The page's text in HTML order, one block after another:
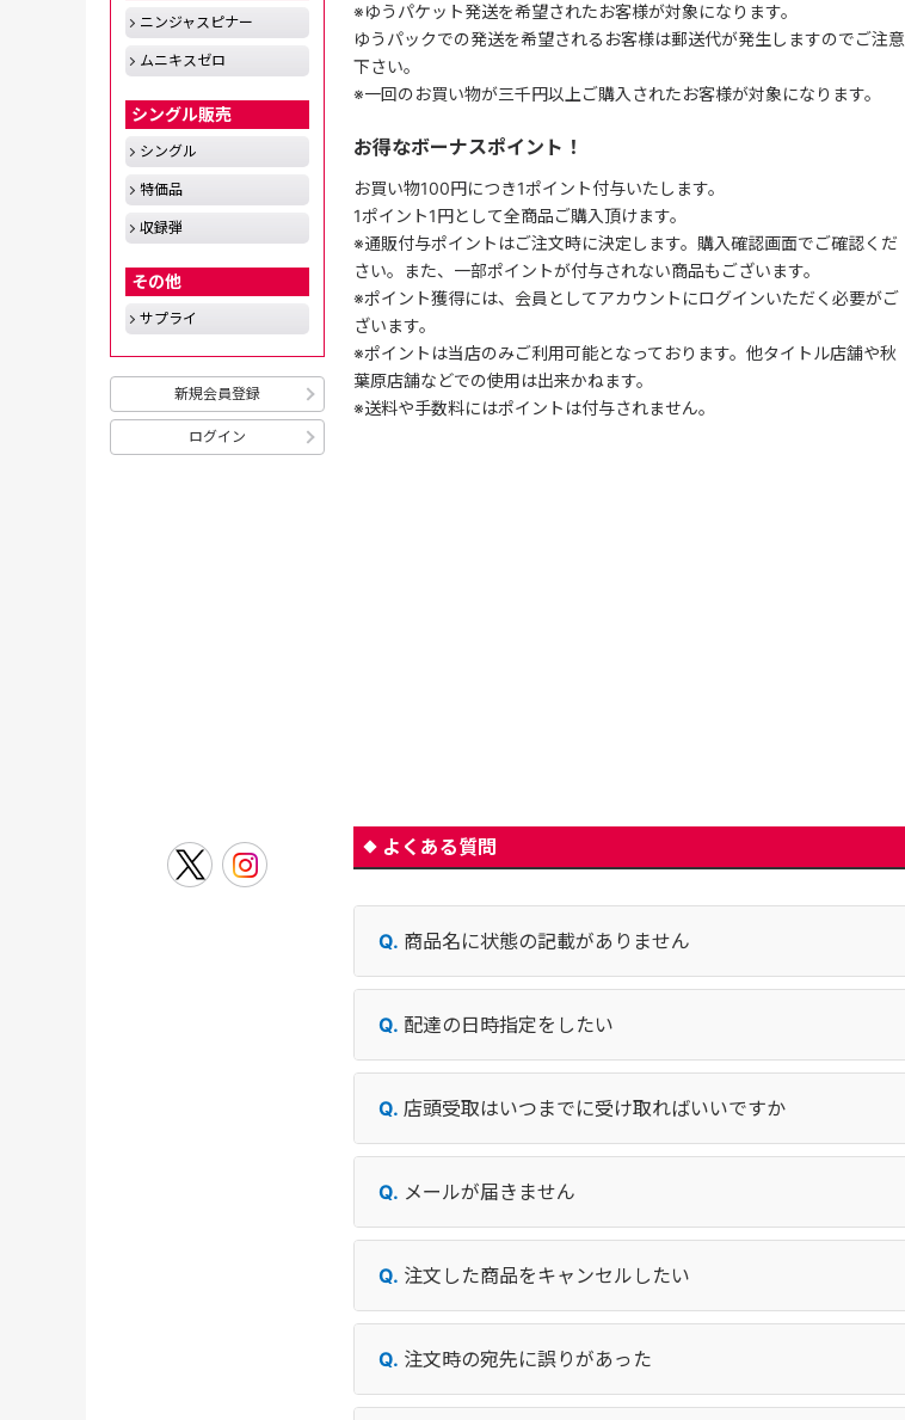
※ゆうパケット発送を希望されたお客様が対象になります。
ゆうパックでの発送を希望されるお客様は郵送代が発生しますのでご注意
下さい。
※一回のお買い物が三千円以上ご購入されたお客様が対象になります。
お得なボーナスポイント！
お買い物100円につき1ポイント付与いたします。
1ポイント1円として全商品ご購入頂けます。
※通販付与ポイントはご注文時に決定します。購入確認画面でご確認くだ
さい。また、一部ポイントが付与されない商品もございます。
※ポイント獲得には、会員としてアカウントにログインいただく必要がご
ざいます。
※ポイントは当店のみご利用可能となっております。他タイトル店舗や秋
葉原店舗などでの使用は出来かねます。
※送料や手数料にはポイントは付与されません。
よくある質問
商品名に状態の記載がありません
配達の日時指定をしたい
店頭受取はいつまでに受け取ればいいですか
メールが届きません
注文した商品をキャンセルしたい
注文時の宛先に誤りがあった
ニンジャスピナー
ムニキスゼロ
シングル販売
シングル
特価品
収録弾
その他
サプライ
新規会員登録
ログイン